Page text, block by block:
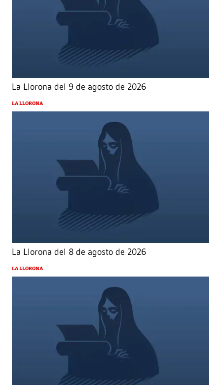
La Llorona del 9 de agosto de 2026
LA LLORONA
La Llorona del 8 de agosto de 2026
LA LLORONA